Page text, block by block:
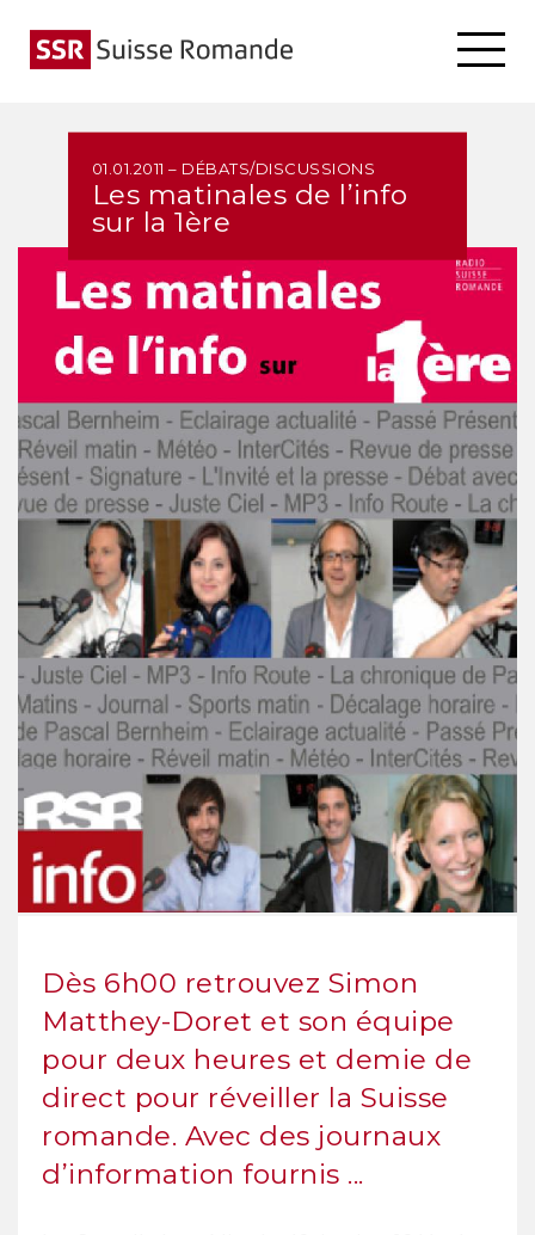
01.01.2011 – DÉBATS/DISCUSSIONS
Les matinales de l’info
sur la 1ère
Dès 6h00 retrouvez Simon
Matthey-Doret et son équipe
pour deux heures et demie de
direct pour réveiller la Suisse
romande. Avec des journaux
d’information fournis ...